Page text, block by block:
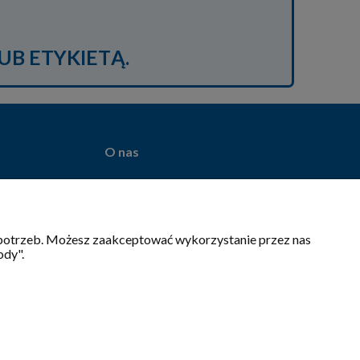
ETYKIETĄ.
O nas
O firmie
Zakład
Możesz zaakceptować wykorzystanie przez nas